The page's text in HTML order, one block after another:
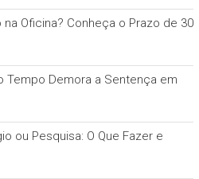
na Oficina? Conheça o Prazo de 30
Tempo Demora a Sentença em
ou Pesquisa: O Que Fazer e